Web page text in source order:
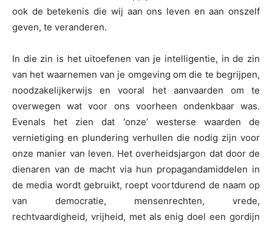
ook de betekenis die wij aan ons leven en aan onszelf
geven, te veranderen.
In die zin is het uitoefenen van je intelligentie, in de zin
van het waarnemen van je omgeving om die te begrijpen,
noodzakelijkerwijs en vooral het aanvaarden om te
overwegen wat voor ons voorheen ondenkbaar was.
Evenals het zien dat ‘onze’ westerse waarden de
vernietiging en plundering verhullen die nodig zijn voor
onze manier van leven. Het overheidsjargon dat door de
dienaren van de macht via hun propagandamiddelen in
de media wordt gebruikt, roept voortdurend de naam op
van democratie, mensenrechten, vrede,
rechtvaardigheid, vrijheid, met als enig doel een gordijn